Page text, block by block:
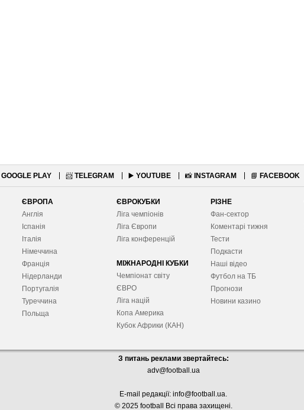
GOOGLE PLAY 📨 TELEGRAM ▶️ YOUTUBE 📸 INSTAGRAM 📘 FACEBOOK
ЄВРОПА
Англія
Іспанія
Італія
Німеччина
Франція
Нідерланди
Португалія
Туреччина
Польща
ЄВРОКУБКИ
Ліга чемпіонів
Ліга Європи
Ліга конференцій
МІЖНАРОДНІ КУБКИ
Чемпіонат світу
ЄВРО
Ліга націй
Копа Америка
Кубок Африки (КАН)
РІЗНЕ
Фан-сектор
Коментарі тижня
Тести
Подкасти
Наші відео
Футбол на ТБ
Прогнози
Новини казино
З питань реклами звертайтесь:
adv@football.ua
E-mail редакції: info@football.ua.
© 2025 football Всі права захищені.